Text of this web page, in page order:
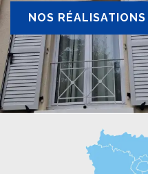
NOS RÉALISATIONS